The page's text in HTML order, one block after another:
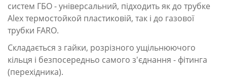
систем ГБО - універсальний, підходить як до трубке
Alex термостойкой пластиковій, так і до газової
трубки FARO.
Складається з гайки, розрізного ущільнюючого
кільця і безпосередньо самого з'єднання - фітинга
(перехідника).